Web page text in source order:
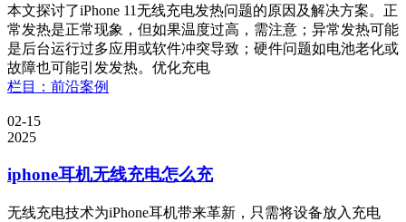
本文探讨了iPhone 11无线充电发热问题的原因及解决方案。正
常发热是正常现象，但如果温度过高，需注意；异常发热可能
是后台运行过多应用或软件冲突导致；硬件问题如电池老化或
故障也可能引发发热。优化充电
栏目：前沿案例
02-15
2025
iphone耳机无线充电怎么充
无线充电技术为iPhone耳机带来革新，只需将设备放入充电